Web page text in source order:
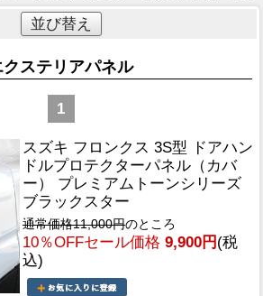
並び替え
クステリアパネル
1
スズキ フロンクス 3S型 ドアハン
ドルプロテクターパネル（カバ
ー） プレミアムトーンシリーズ
ブラックスター
通常価格11,000円のところ
10％OFFセール価格 9,900円 (税
込)